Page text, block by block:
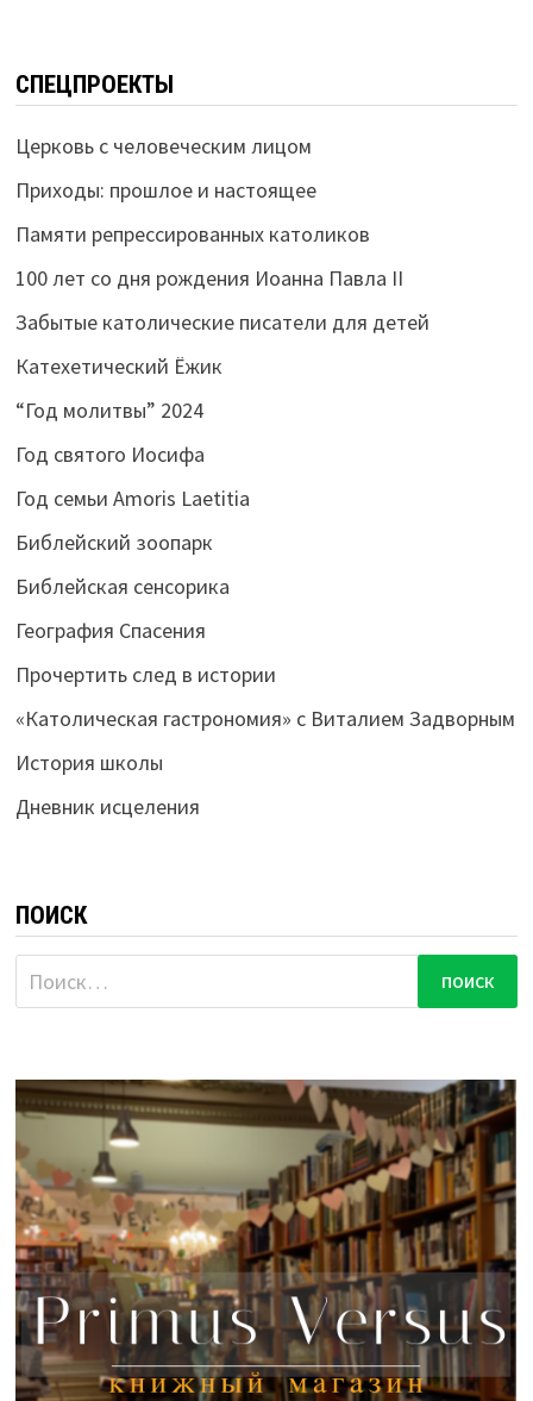
СПЕЦПРОЕКТЫ
Церковь с человеческим лицом
Приходы: прошлое и настоящее
Памяти репрессированных католиков
100 лет со дня рождения Иоанна Павла II
Забытые католические писатели для детей
Катехетический Ёжик
“Год молитвы” 2024
Год святого Иосифа
Год семьи Amoris Laetitia
Библейский зоопарк
Библейская сенсорика
География Спасения
Прочертить след в истории
«Католическая гастрономия» с Виталием Задворным
История школы
Дневник исцеления
ПОИСК
Найти: